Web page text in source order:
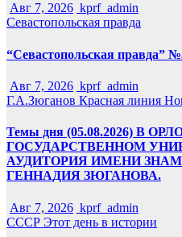
Авг 7, 2026 kprf_admin
Севастопольская правда
“Севастопольская правда”
Авг 7, 2026 kprf_admin
Г.А.Зюганов Красная линия
Темы дня (05.08.2026) В
ГОСУДАРСТВЕННОМ
АУДИТОРИЯ ИМЕНИ
ГЕННАДИЯ ЗЮГАНОВА.
Авг 7, 2026 kprf_admin
СССР Этот день в истории